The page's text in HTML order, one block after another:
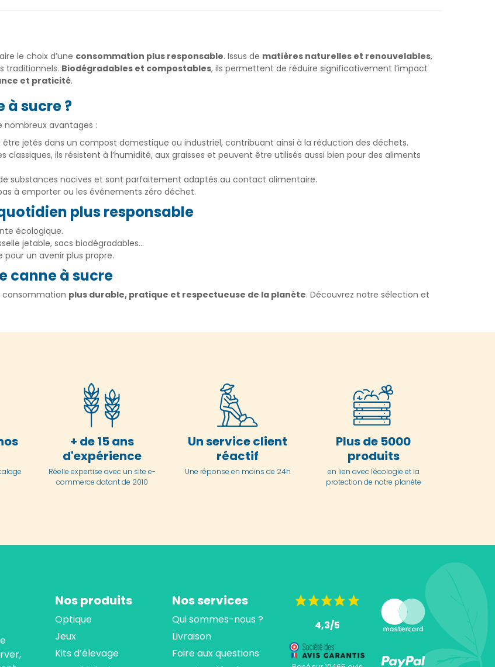
le choix d’une consommation plus responsable. Issus de matières naturelles et renouvelables,
traditionnels. Biodégradables et compostables, ils permettent de réduire significativement l’impact
et praticité.
à sucre ?
nombreux avantages :
être jetés dans un compost domestique ou industriel, contribuant ainsi à la réduction des déchets.
classiques, ils résistent à l’humidité, aux graisses et peuvent être utilisés aussi bien pour des aliments
substances nocives et sont parfaitement adaptés au contact alimentaire.
à emporter ou les événements zéro déchet.
plus responsable
écologique.
jetable, sacs biodégradables…
pour un avenir plus propre.
canne à sucre
consommation plus durable, pratique et respectueuse de la planète. Découvrez notre sélection et
+ de 15 ans
d'expérience
Réelle expertise avec un site e-
commerce datant de 2010
Un service client
réactif
Une réponse en moins de 24h
Plus de 5000
produits
en lien avec l'écologie et la
protection de notre planète
Nos produits
Optique
Jeux
Kits d’élevage
Nos services
Qui sommes-nous ?
Livraison
Foire aux questions
4,3/5